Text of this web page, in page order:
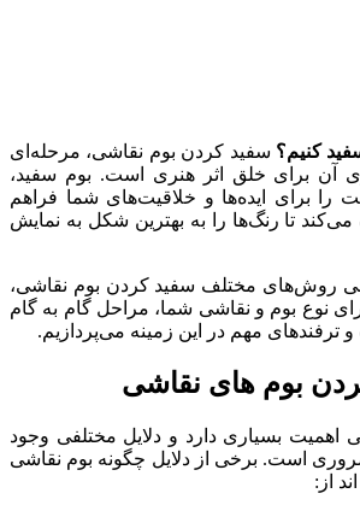
کنیم؟ سفید کردن بوم نقاشی، مرحله‌ای
آن برای خلق اثر هنری است. بوم سفید،
را برای ایده‌ها و خلاقیت‌های شما فراهم
تا رنگ‌ها را به بهترین شکل به نمایش
روش‌های مختلف سفید کردن بوم نقاشی،
نوع بوم و نقاشی شما، مراحل گام به گام
ترفندهای مهم در این زمینه می‌پردازیم.
بوم های نقاشی
اهمیت بسیاری دارد و دلایل مختلفی وجود
است. برخی از دلایل چگونه بوم نقاشی
از: